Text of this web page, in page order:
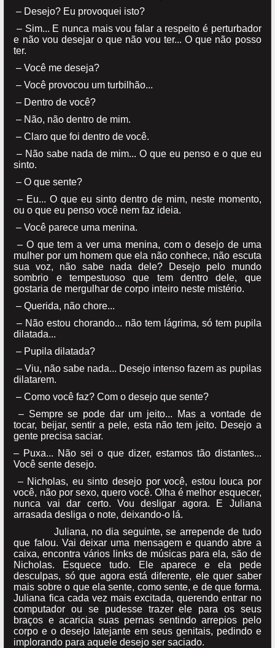
– Desejo? Eu provoquei isto?
– Sim... E nunca mais vou falar a respeito é perturbador
e não vou desejar o que não vou ter... O que não posso
ter.
– Você me deseja?
– Você provocou um turbilhão...
– Dentro de você?
– Não, não dentro de mim.
– Claro que foi dentro de você.
– Não sabe nada de mim... O que eu penso e o que eu
sinto.
– O que sente?
– Eu... O que eu sinto dentro de mim, neste momento,
ou o que eu penso você nem faz ideia.
– Você parece uma menina.
– O que tem a ver uma menina, com o desejo de uma
mulher por um homem que ela não conhece, não escuta
sua voz, não sabe nada dele? Desejo pelo mundo
sombrio e tempestuoso que tem dentro dele, que
gostaria de mergulhar de corpo inteiro neste mistério.
– Querida, não chore...
– Não estou chorando... não tem lágrima, só tem pupila
dilatada...
– Pupila dilatada?
– Viu, não sabe nada... Desejo intenso fazem as pupilas
dilatarem.
– Como você faz? Com o desejo que sente?
– Sempre se pode dar um jeito... Mas a vontade de
tocar, beijar, sentir a pele, esta não tem jeito. Desejo a
gente precisa saciar.
– Puxa... Não sei o que dizer, estamos tão distantes...
Você sente desejo.
– Nicholas, eu sinto desejo por você, estou louca por
você, não por sexo, quero você. Olha é melhor esquecer,
nunca vai dar certo. Vou desligar agora. E Juliana
arrasada desliga o note, deixando-o lá.
Juliana, no dia seguinte, se arrepende de tudo
que falou. Vai deixar uma mensagem e quando abre a
caixa, encontra vários links de músicas para ela, são de
Nicholas. Esquece tudo. Ele aparece e ela pede
desculpas, só que agora está diferente, ele quer saber
mais sobre o que ela sente, como sente, e de que forma.
Juliana fica cada vez mais excitada, querendo entrar no
computador ou se pudesse trazer ele para os seus
braços e acaricia suas pernas sentindo arrepios pelo
corpo e o desejo latejante em seus genitais, pedindo e
implorando para aquele desejo ser saciado.